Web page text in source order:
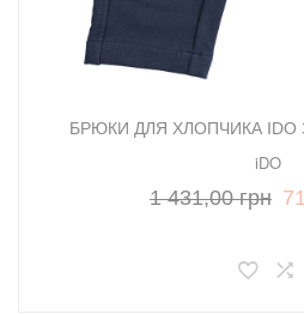
БРЮКИ ДЛЯ ХЛОПЧИКА IDO
iDO
1 431,00 грн